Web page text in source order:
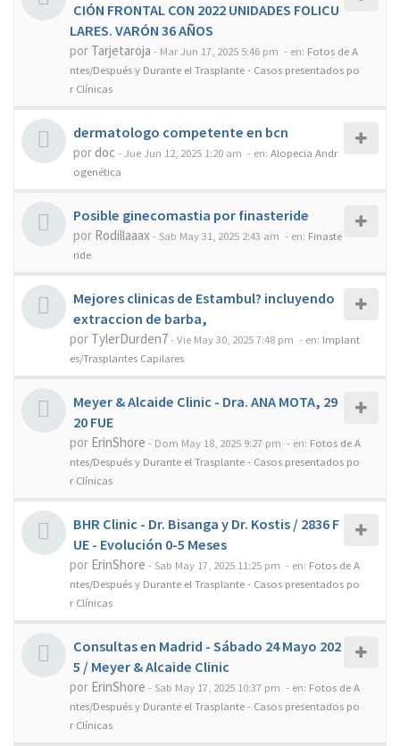
CIÓN FRONTAL CON 2022 UNIDADES FOLICU
LARES. VARÓN 36 AÑOS
por Tarjetaroja - Mar Jun 17, 2025 5:46 pm - en: Fotos de A
ntes/Después y Durante el Trasplante - Casos presentados po
r Clínicas
dermatologo competente en bcn
por doc-Jue Jun 12, 2025 1:20 am - en: Alopecia Andr
ogenética
Posible ginecomastia por finasteride
por Rodillaaax - Sab May 31, 2025 2:43 am - en: Finaste
ride
Mejores clinicas de Estambul? incluyendo
extraccion de barba,
por TylerDurden7-Vie May 30, 2025 7:48 pm - en: Implant
es/Trasplantes Capilares
Meyer & Alcaide Clinic - Dra. ANA MOTA, 29
20 FUE
por ErinShore - Dom May 18, 2025 9:27 pm - en: Fotos de A
ntes/Después y Durante el Trasplante - Casos presentados po
r Clínicas
BHR Clinic - Dr. Bisanga y Dr. Kostis / 2836 F
UE - Evolución 0-5 Meses
por ErinShore - Sab May 17, 2025 11:25 pm - en: Fotos de A
ntes/Después y Durante el Trasplante - Casos presentados po
r Clínicas
Consultas en Madrid - Sábado 24 Mayo 202
5 / Meyer & Alcaide Clinic
por ErinShore - Sab May 17, 2025 10:37 pm - en: Fotos de A
ntes/Después y Durante el Trasplante - Casos presentados po
r Clínicas